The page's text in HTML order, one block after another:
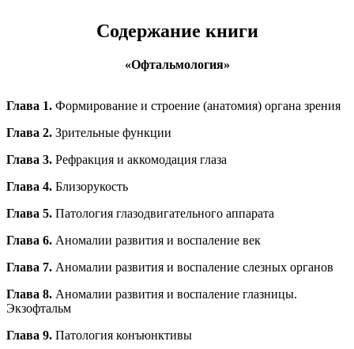
Содержание книги
«Офтальмология»
Глава 1. Формирование и строение (анатомия) органа зрения
Глава 2. Зрительные функции
Глава 3. Рефракция и аккомодация глаза
Глава 4. Близорукость
Глава 5. Патология глазодвигательного аппарата
Глава 6. Аномалии развития и воспаление век
Глава 7. Аномалии развития и воспаление слезных органов
Глава 8. Аномалии развития и воспаление глазницы.
Экзофтальм
Глава 9. Патология конъюнктивы